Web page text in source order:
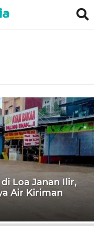
Loa Janan Ilir,
Air Kiriman